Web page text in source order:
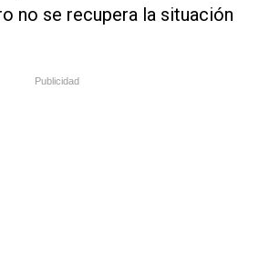
no se recupera la situación
Publicidad